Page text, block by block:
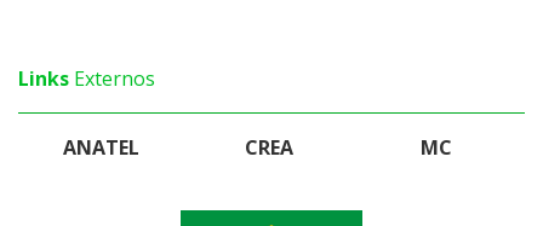
Links Externos
ANATEL CREA MC